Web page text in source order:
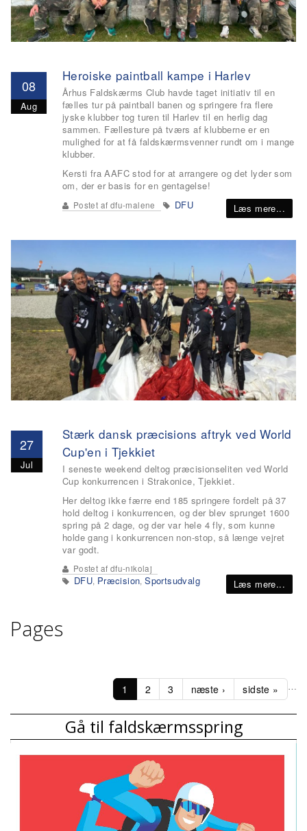
08
Aug
Heroiske paintball kampe i Harlev
Århus Faldskærms Club havde taget initiativ til en
fælles tur på paintball banen og springere fra flere
jyske klubber tog turen til Harlev til en herlig dag
sammen. Fællesture på tværs af klubberne er en
mulighed for at få faldskærmsvenner rundt om i mange
klubber.
Kersti fra AAFC stod for at arrangere og det lyder som
om, der er basis for en gentagelse!
Postet af dfu-malene DFU Læs mere...
27
Jul
Stærk dansk præcisions aftryk ved World
Cup'en i Tjekkiet
I seneste weekend deltog præcisionseliten ved World
Cup konkurrencen i Strakonice, Tjekkiet.
Her deltog ikke færre end 185 springere fordelt på 37
hold deltog i konkurrencen, og der blev sprunget 1600
spring på 2 dage, og der var hele 4 fly, som kunne
holde gang i konkurrencen non-stop, så længe vejret
var godt.
Postet af dfu-nikolaj
DFU, Præcision,Sportsudvalg Læs mere...
Pages
1 2 3 …
næste › sidste »
Gå til faldskærmsspring